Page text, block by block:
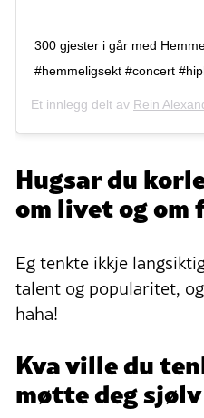
300 gjester i går med
#hemmeligsekt #concert
Et innlegg delt av Rein
Hugsar du
om livet og om
Eg tenkte ikkje
talent og popularitet,
haha!
Kva ville du
møtte deg